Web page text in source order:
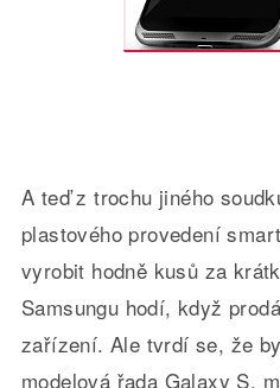
A teď z trochu jiného
plastového provedení
vyrobit hodně kusů za
Samsungu hodí, když
zařízení. Ale tvrdí se, že
modelová řada Galaxy S,